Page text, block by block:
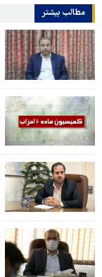
مطالب بیشتر